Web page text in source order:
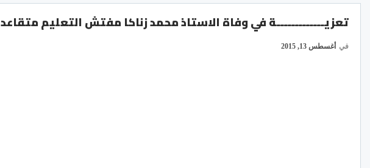
تعزيـــــــــــــة في وفاة الاستاذ محمد زناكا مفتش التعليم متقاعد
في أغسطس 13, 2015